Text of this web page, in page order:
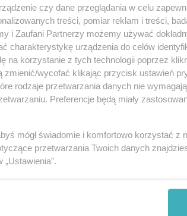
Jak informuje nas rzeczniczka
czy dane przeglądania w celu
treści, pomiar reklam i treści,
i Zaufani Partnerzy możemy używać
charakterystykę urządzenia do celów
na korzystanie z tych technologii poprzez
zmienić/wycofać klikając przycisk ustawień
rodzaje przetwarzania danych nie
Preferencje będą miały
mógł świadomie i komfortowo korzystać z
przetwarzania Twoich danych
„Ustawienia”.